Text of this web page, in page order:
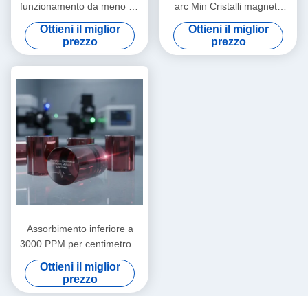
funzionamento da meno 40
°C a 85 °C cristalli
magneticamente ottici
dimensioni tipiche
personalizzabili in scala mm
per strumenti di precisione
Ottieni il miglior
prezzo
arc Min Cristalli magneto
ottici personalizzabili
Dimensioni tipiche 8mm X
8mm X 5mm Ideale per
Ottieni il miglior
prezzo
Assorbimento inferiore a
3000 PPM per centimetro a
1064 nanometri Cristalli
magneto-ottici con durezza
Mohs 8 punto 0 ideali per
Ottieni il miglior
prezzo